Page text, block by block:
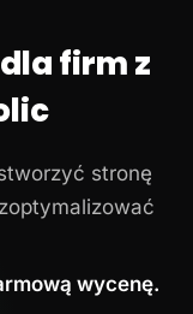
firm z
stronę
wycenę.